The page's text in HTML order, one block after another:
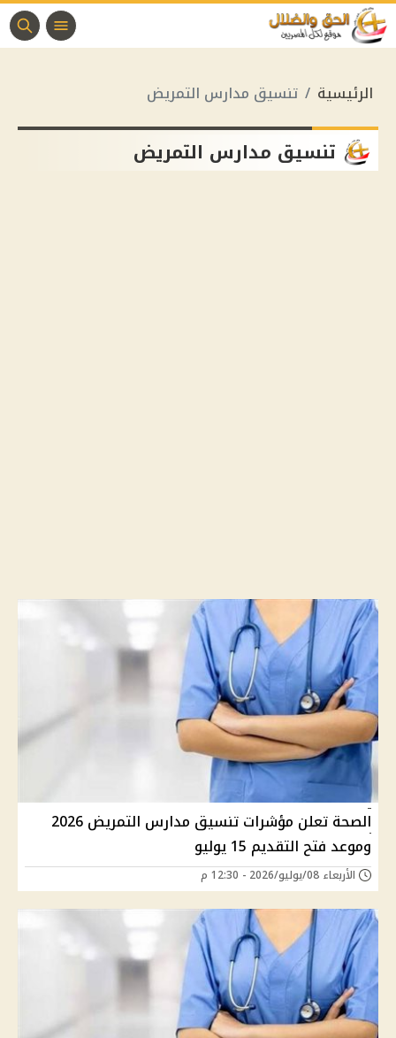
الرئيسية تنسيق مدارس التمريض
تنسيق مدارس التمريض
الصحة تعلن مؤشرات تنسيق مدارس التمريض 2026
وموعد فتح التقديم 15 يوليو
الأربعاء 08/يوليو/2026 - 12:30 م